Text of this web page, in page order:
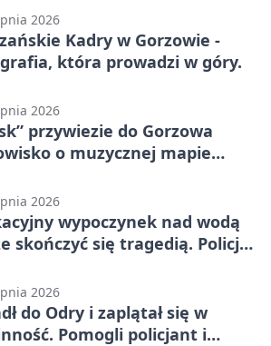
2026
Kadry w Gorzowie -
która prowadzi w góry.
2026
przywiezie do Gorzowa
o muzycznej mapie
2026
wypoczynek nad wodą
skończyć się tragedią. Policja
2026
do Odry i zaplątał się w
Pomogli policjant i